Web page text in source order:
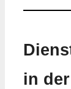
in der